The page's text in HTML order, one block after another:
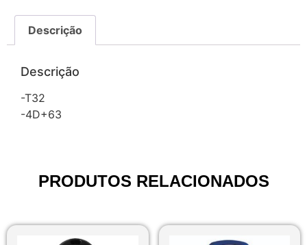
Descrição
Descrição
-T32
-4D+63
PRODUTOS RELACIONADOS